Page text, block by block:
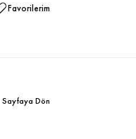
Favorilerim
Sayfaya Dön